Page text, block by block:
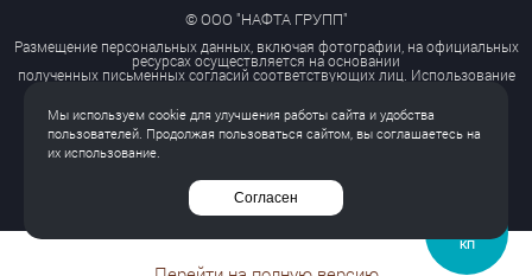
© ООО "НАФТА ГРУПП"
Размещение персональных данных, включая фотографии, на официальных
ресурсах осуществляется на основании
полученных письменных согласий соответствующих лиц. Использование
Политика обработки персональных данных
Согласие на обработку персональных данных
КП
Мы используем cookie для улучшения работы сайта и удобства
пользователей. Продолжая пользоваться сайтом, вы соглашаетесь на
их использование.
Согласен